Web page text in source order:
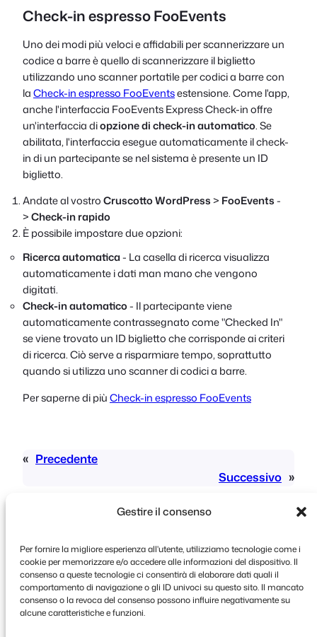
Gestire il consenso
Per fornire la migliore esperienza all'utente, utilizziamo tecnologie come i
cookie per memorizzare e/o accedere alle informazioni del dispositivo. Il
consenso a queste tecnologie ci consentirà di elaborare dati quali il
comportamento di navigazione o gli ID univoci su questo sito. Il mancato
consenso o la revoca del consenso possono influire negativamente su
alcune caratteristiche e funzioni.
Check-in espresso FooEvents
Uno dei modi più veloci e affidabili per scannerizzare un
codice a barre è quello di scannerizzare il biglietto
utilizzando uno scanner portatile per codici a barre con
laCheck-in espresso FooEventsestensione. Come l'app,
anche l'interfaccia FooEvents Express Check-in offre
un'interfaccia diopzione di check-in automatico. Se
abilitata, l'interfaccia esegue automaticamente il check-
in di un partecipante se nel sistema è presente un ID
biglietto.
Andate al vostroCruscotto WordPress> FooEvents-
>Check-in rapido
È possibile impostare due opzioni:
Ricerca automatica- La casella di ricerca visualizza
automaticamente i dati man mano che vengono
digitati.
Check-in automatico- Il partecipante viene
automaticamente contrassegnato come "Checked In"
se viene trovato un ID biglietto che corrisponde ai criteri
di ricerca. Ciò serve a risparmiare tempo, soprattutto
quando si utilizza uno scanner di codici a barre.
Per saperne di piùCheck-in espresso FooEvents
« Precedente
Successivo »
Copyright © 2026 FooEvents. Tutti i diritti
riservati.